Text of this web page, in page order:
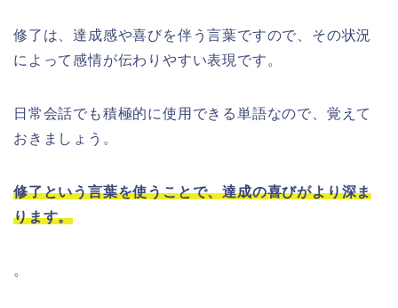
修了は、達成感や喜びを伴う言葉ですので、その状況
によって感情が伝わりやすい表現です。
日常会話でも積極的に使用できる単語なので、覚えて
おきましょう。
修了という言葉を使うことで、達成の喜びがより深ま
ります。
。